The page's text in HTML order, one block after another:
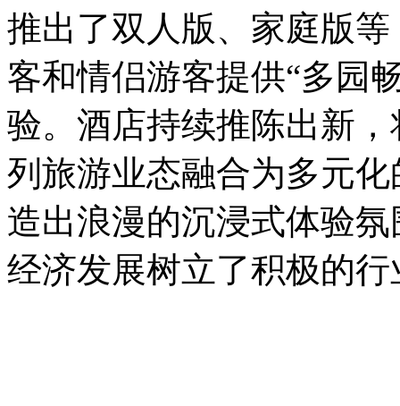
推出了双人版、家庭版
客和情侣游客提供“多园
验。酒店持续推陈出新
列旅游业态融合为多元
造出浪漫的沉浸式体验
经济发展树立了积极的